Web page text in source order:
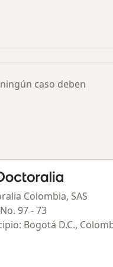
caso deben
- Página de inicio
Colombia, SAS
97 - 73
Bogotá D.C.,